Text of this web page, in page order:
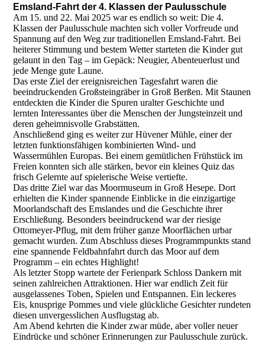
Emsland-Fahrt der 4. Klassen der Paulusschule
Am 15. und 22. Mai 2025 war es endlich so weit: Die 4.
Klassen der Paulusschule machten sich voller Vorfreude und
Spannung auf den Weg zur traditionellen Emsland-Fahrt. Bei
heiterer Stimmung und bestem Wetter starteten die Kinder gut
gelaunt in den Tag – im Gepäck: Neugier, Abenteuerlust und
jede Menge gute Laune.
Das erste Ziel der ereignisreichen Tagesfahrt waren die
beeindruckenden Großsteingräber in Groß Berßen. Mit Staunen
entdeckten die Kinder die Spuren uralter Geschichte und
lernten Interessantes über die Menschen der Jungsteinzeit und
deren geheimnisvolle Grabstätten.
Anschließend ging es weiter zur Hüvener Mühle, einer der
letzten funktionsfähigen kombinierten Wind- und
Wassermühlen Europas. Bei einem gemütlichen Frühstück im
Freien konnten sich alle stärken, bevor ein kleines Quiz das
frisch Gelernte auf spielerische Weise vertiefte.
Das dritte Ziel war das Moormuseum in Groß Hesepe. Dort
erhielten die Kinder spannende Einblicke in die einzigartige
Moorlandschaft des Emslandes und die Geschichte ihrer
Erschließung. Besonders beeindruckend war der riesige
Ottomeyer-Pflug, mit dem früher ganze Moorflächen urbar
gemacht wurden. Zum Abschluss dieses Programmpunkts stand
eine spannende Feldbahnfahrt durch das Moor auf dem
Programm – ein echtes Highlight!
Als letzter Stopp wartete der Ferienpark Schloss Dankern mit
seinen zahlreichen Attraktionen. Hier war endlich Zeit für
ausgelassenes Toben, Spielen und Entspannen. Ein leckeres
Eis, knusprige Pommes und viele glückliche Gesichter rundeten
diesen unvergesslichen Ausflugstag ab.
Am Abend kehrten die Kinder zwar müde, aber voller neuer
Eindrücke und schöner Erinnerungen zur Paulusschule zurück.